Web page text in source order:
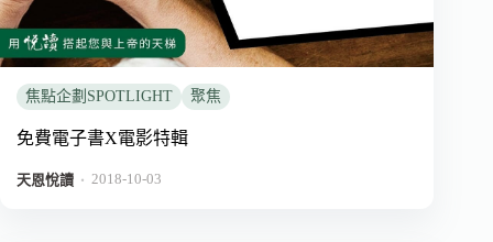
焦點企劃SPOTLIGHT 聚焦
免費電子書X電影特輯
天恩悅讀 ． 2018-10-03